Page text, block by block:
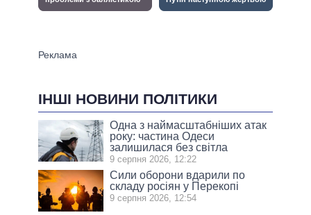
ІНШІ НОВИНИ ПОЛІТИКИ
Одна з наймасштабніших атак
року: частина Одеси
залишилася без світла
9 серпня 2026, 12:22
Сили оборони вдарили по
складу росіян у Перекопі
9 серпня 2026, 12:54